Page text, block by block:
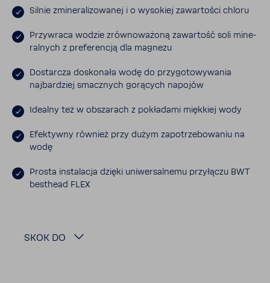
Silnie zmine­ra­li­zo­wanej i o wyso­kiej zawar­tości chloru
Przy­wraca wodzie zrów­no­wa­żoną zawar­tość soli mine­
ral­nych z prefe­rencją dla magnezu
Dostarcza dosko­nała wodę do przy­go­to­wy­wania
najbar­dziej smacz­nych gorą­cych napojów
Idealny też w obsza­rach z pokła­dami mięk­kiej wody
Efek­tywny również przy dużym zapo­trze­bo­waniu na
wodę
Prosta insta­lacja dzięki uniwer­sal­nemu przy­łączu BWT
besthead FLEX
SKOK DO